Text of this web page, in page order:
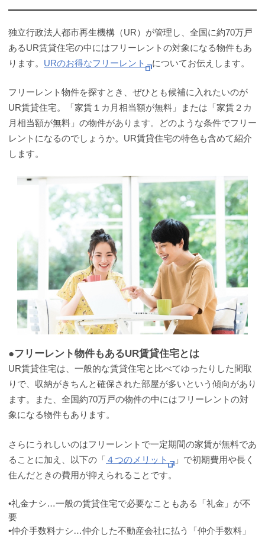
独立行政法人都市再生機構（UR）が管理し、全国に約70万戸
あるUR賃貸住宅の中にはフリーレントの対象になる物件もあ
ります。 URのお得なフリーレント についてお伝えします。
フリーレント物件を探すとき、ぜひとも候補に入れたいのが
UR賃貸住宅。「家賃１カ月相当額が無料」または「家賃２カ
月相当額が無料」の物件があります。どのような条件でフリー
レントになるのでしょうか。UR賃貸住宅の特色も含めて紹介
します。
●フリーレント物件もあるUR賃貸住宅とは
UR賃貸住宅は、一般的な賃貸住宅と比べてゆったりした間取
りで、収納がきちんと確保された部屋が多いという傾向があり
ます。また、全国約70万戸の物件の中にはフリーレントの対
象になる物件もあります。
さらにうれしいのはフリーレントで一定期間の家賃が無料であ
ることに加え、以下の「 ４つのメリット
」で初期費用や長く
住んだときの費用が抑えられることです。
•礼金ナシ…一般の賃貸住宅で必要なこともある「礼金」が不
要
•仲介手数料ナシ…仲介した不動産会社に払う「仲介手数料」